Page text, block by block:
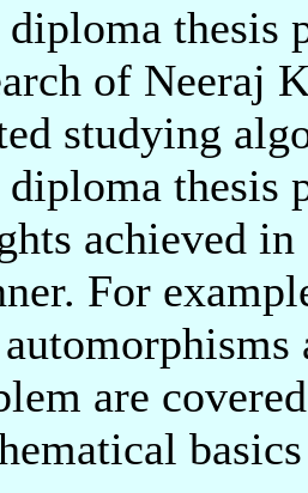
thesis
of Neeraj
studying
diploma thesis
achieved in
For
are